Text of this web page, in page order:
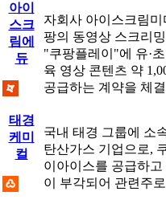
아이
스크
림에
듀
자회사 아이스크림미
팡의 동영상 스크리
"쿠팡플레이"에 유·초
육 영상 콘텐츠 약
공급하는 계약을 체
태경
케미
컬
국내 태경 그룹에 소
탄산가스 기업으로,
이아이스를 공급하고
이 부각되어 관련주